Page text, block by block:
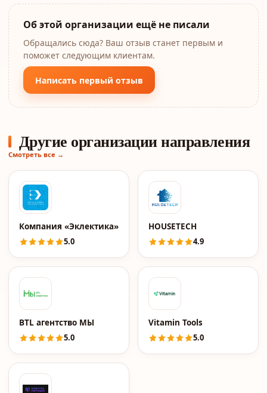
Об этой организации ещё не писали
Обращались сюда? Ваш отзыв станет первым и
поможет следующим клиентам.
Написать первый отзыв
Другие организации направления
Смотреть все →
Компания «Эклектика»
5.0
HOUSETECH
4.9
BTL агентство МЫ
5.0
Vitamin Tools
5.0